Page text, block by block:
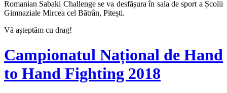
Romanian Sabaki Challenge se va desfășura în sala de sport a Școlii
Gimnaziale Mircea cel Bătrân, Pitești.
Vă așteptăm cu drag!
Campionatul Național de Hand
to Hand Fighting 2018